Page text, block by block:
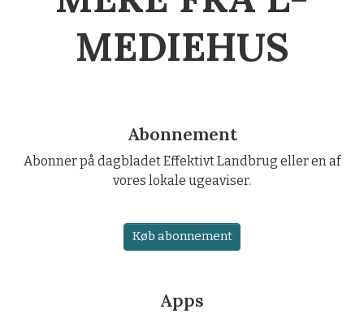
MEDIEHUS
Abonnement
Abonner på dagbladet Effektivt Landbrug eller en af
vores lokale ugeaviser.
Køb abonnement
Apps